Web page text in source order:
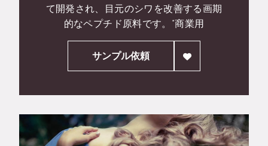
て開発され、目元のシワを改善する画期
的なペプチド原料です。*商業用
サンプル依頼